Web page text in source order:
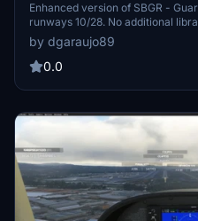
Enhanced version of SBGR -
runways 10/28. No additional
simply unpack and copy to your
future versions as the developer
this scenery.
by dgaraujo89
0.0